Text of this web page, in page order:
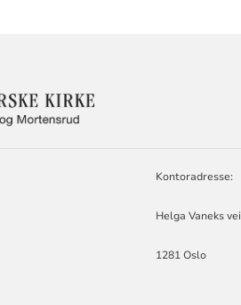
MORTENSRUD
MENIGHETKontoradresse:
Helga Vaneks
1281 Oslo